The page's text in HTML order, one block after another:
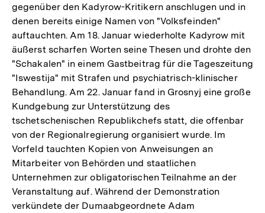
gegenüber den Kadyrow-Kritikern anschlugen und in
denen bereits einige Namen von "Volksfeinden"
auftauchten. Am 18. Januar wiederholte Kadyrow mit
äußerst scharfen Worten seine Thesen und drohte den
"Schakalen" in einem Gastbeitrag für die Tageszeitung
"Iswestija" mit Strafen und psychiatrisch-klinischer
Behandlung. Am 22. Januar fand in Grosnyj eine große
Kundgebung zur Unterstützung des
tschetschenischen Republikchefs statt, die offenbar
von der Regionalregierung organisiert wurde. Im
Vorfeld tauchten Kopien von Anweisungen an
Mitarbeiter von Behörden und staatlichen
Unternehmen zur obligatorischen Teilnahme an der
Veranstaltung auf. Während der Demonstration
verkündete der Dumaabgeordnete Adam